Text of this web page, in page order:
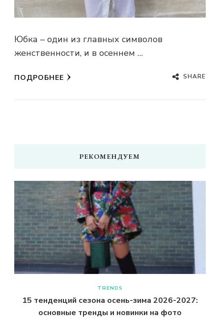
Юбка – один из главных символов
женственности, и в осеннем …
ПОДРОБНЕЕ SHARE
РЕКОМЕНДУЕМ
TRENDS
15 тенденций сезона осень-зима 2026-2027:
основные тренды и новинки на фото